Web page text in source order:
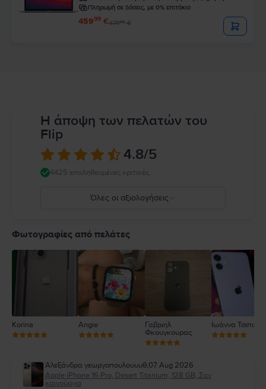
Πληρωμή σε δόσεις, με 0% επιτόκιο
45999 €47999€
Η άποψη των πελατών του
Flip
4.8/5
4425 επαληθευμένες κριτικές
Όλες οι αξιολογήσεις
4
2
1
Φωτογραφίες από πελάτες
Korina Angie
Γαβριηλ
Φκουγκουρας
Ιωάννα
Αλεξάνδρα γεωργοπουλουυυθ,07 Aug 2026
Apple iPhone 16 Pro, Desert Titanium, 128 GB, Σαν
καινούργιο